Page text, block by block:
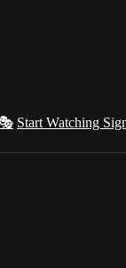
Start Watching